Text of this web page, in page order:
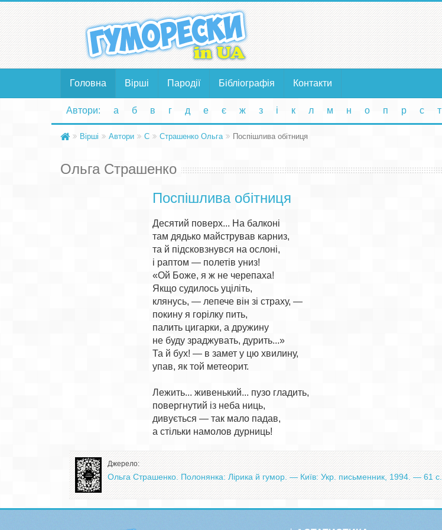
Головна Вірші Пародії Бібліографія Контакти
Автори: а б в г д е є ж з і к л м н о п р с т
Вірші Автори С Страшенко Ольга Поспішлива обітниця
Ольга Страшенко
Поспішлива обітниця
Десятий поверх... На балконі
там дядько майстрував карниз,
та й підсковзнувся на ослоні,
і раптом — полетів униз!
«Ой Боже, я ж не черепаха!
Якщо судилось уціліть,
клянусь, — лепече він зі страху, —
покину я горілку пить,
палить цигарки, а дружину
не буду зраджувать, дурить...»
Та й бух! — в замет у цю хвилину,
упав, як той метеорит.
Лежить... живенький... пузо гладить,
повергнутий із неба ниць,
дивується — так мало падав,
Джерело:
Ольга Страшенко. Полонянка: Лірика й гумор. — Київ: Укр. письменник, 1994. — 61 с.